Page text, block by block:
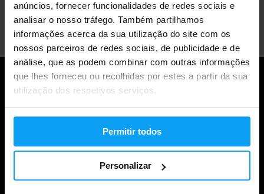
anúncios, fornecer funcionalidades de redes sociais e
analisar o nosso tráfego. Também partilhamos
informações acerca da sua utilização do site com os
nossos parceiros de redes sociais, de publicidade e de
análise, que as podem combinar com outras informações
que lhes forneceu ou recolhidas por estes a partir da sua
utilização dos respetivos serviços.
Permitir todos
Personalizar
Apoio ao cliente profissional